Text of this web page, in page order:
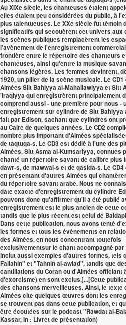
Au XIXe siècle, les chanteuses étaient
elles étaient peu considérées du public, à
plus talentueuses. Le XXe siècle fut témoin
significatifs qui secouèrent cet univers aux
les scènes publiques remplacèrent les
l’avènement de l'enregistrement
frontière entre le répertoire des chanteurs
chanteuses, ainsi qu'entre la musique
chansons légères. Les femmes devinrent,
1920, un pilier de la scène musicale. Le
Almées Siit Bahiyya al-Mahallawiyya et Sitt
'Iraqiyya qui enregistrèrent principalement
comprend aussi - une première pour nous -
enregistrement sur cylindre de Sitt Bahiyya
fait par Edison, sachant que cylindres ont
au Caire de quelques années. Le CD2
nombre plus important d'Almées
de taqtuqa-s. Le CD3 est dédié à l'une des
Almées, Sitt Asma al-Kumsariyya, connues
chanté un répertoire savant de calibre plus
dawr-s, de mawwal-s et de qasida-s. Le CD4
en présentant d'autres Almées qui
du répertoire savant arabe. Nous ne
date exacte d'enregistrement du cylindre
pouvons donc qu'affirmer qu'il a été publié
enregistrement est le plus ancien de cette
tandis que le plus récent est celui de
Dans cette publication, nous avons tenté
les formes et tous les événements en
des Almées, en nous concentrant toutefois
exclusivementsur le chant accompagné par
inclut aussi exemples d'autres formes, tels
Fallahin" et "Tahnin al-awlad", tandis que
cantillations du Coran ou d'Almées officiant
d'exorcisme) en sont exclus.]...[Cette
des chansons merveilleuses. Ainsi, le texte
Almées cite quelques œuvres dont les
se trouvent pas dans cette publication, et
être écoutées sur le podcast "Rawdat al-
Kassar, In : Livret de présentation)